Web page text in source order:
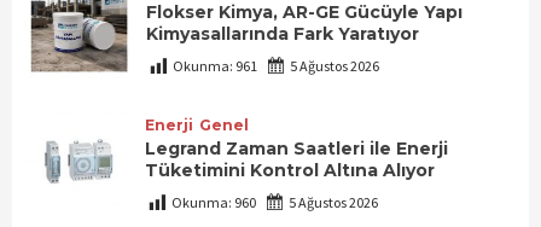
Flokser Kimya, AR-GE Gücüyle Yapı
Kimyasallarında Fark Yaratıyor
Okunma: 961 5 Ağustos 2026
Enerji Genel
Legrand Zaman Saatleri ile Enerji
Tüketimini Kontrol Altına Alıyor
Okunma: 960 5 Ağustos 2026